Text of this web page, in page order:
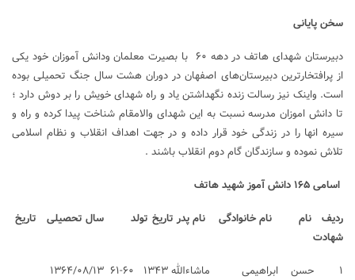
سخن پایانی
دبیرستان شهدای هاتف در دهه ۶۰ با بصیرت معلمان ودانش آموزان خود یکی
از پرافتخارترین دبیرستان‌های اصفهان در دوران هشت سال جنگ تحمیلی بوده
است. واینک نیز رسالت زنده نگهداشتن یاد و راه شهدای خویش را بر دوش دارد ؛
تا دانش اموزان مدرسه نسبت به این شهدای والامقام شناخت پیدا کرده و راه و
سیره انها را در زندگی خود قرار داده و در جهت اهداف انقلاب و نظام اسلامی
تلاش نموده و سازندگان گام دوم انقلاب باشند .
اسامی ۱۶۵ دانش آموز شهید هاتف
ردیف نام نام خانوادگی نام پدر تاریخ تولد سال تحصیلی تاریخ
شهادت
۱ حسن ابراهیمی ماشاءالله ۱۳۴۳ ۶۰-۶۱ ۱۳۶۴/۰۸/۱۳